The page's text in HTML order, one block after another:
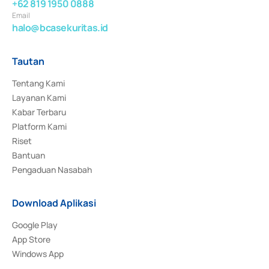
+62 819 1950 0888
Email
halo@bcasekuritas.id
Tautan
Tentang Kami
Layanan Kami
Kabar Terbaru
Platform Kami
Riset
Bantuan
Pengaduan Nasabah
Download Aplikasi
Google Play
App Store
Windows App